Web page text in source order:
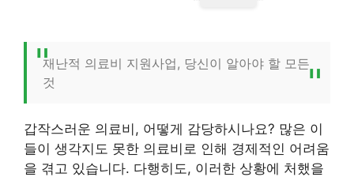
재난적 의료비 지원사업, 당신이 알아야 할 모든
것
갑작스러운 의료비, 어떻게 감당하시나요? 많은 이
들이 생각지도 못한 의료비로 인해 경제적인 어려움
을 겪고 있습니다. 다행히도, 이러한 상황에 처했을